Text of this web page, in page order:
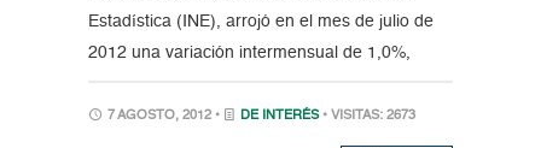
Estadística (INE), arrojó en el mes de julio de
2012 una variación intermensual de 1,0%,
7 AGOSTO, 2012 • DE INTERÉS • VISITAS: 2673